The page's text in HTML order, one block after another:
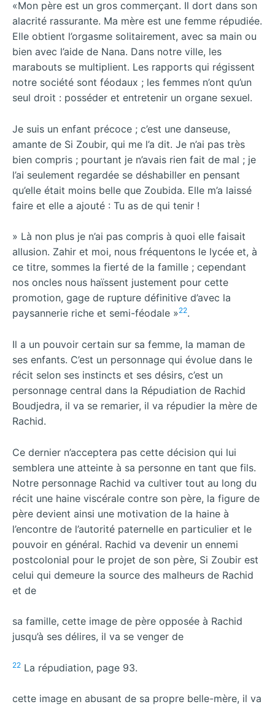
«Mon père est un gros commerçant. Il dort dans son
alacrité rassurante. Ma mère est une femme répudiée.
Elle obtient l’orgasme solitairement, avec sa main ou
bien avec l’aide de Nana. Dans notre ville, les
marabouts se multiplient. Les rapports qui régissent
notre société sont féodaux ; les femmes n’ont qu’un
seul droit : posséder et entretenir un organe sexuel.
Je suis un enfant précoce ; c’est une danseuse,
amante de Si Zoubir, qui me l’a dit. Je n’ai pas très
bien compris ; pourtant je n’avais rien fait de mal ; je
l’ai seulement regardée se déshabiller en pensant
qu’elle était moins belle que Zoubida. Elle m’a laissé
faire et elle a ajouté : Tu as de qui tenir !
» Là non plus je n’ai pas compris à quoi elle faisait
allusion. Zahir et moi, nous fréquentons le lycée et, à
ce titre, sommes la fierté de la famille ; cependant
nos oncles nous haïssent justement pour cette
promotion, gage de rupture définitive d’avec la
paysannerie riche et semi-féodale »22.
Il a un pouvoir certain sur sa femme, la maman de
ses enfants. C’est un personnage qui évolue dans le
récit selon ses instincts et ses désirs, c’est un
personnage central dans la Répudiation de Rachid
Boudjedra, il va se remarier, il va répudier la mère de
Rachid.
Ce dernier n’acceptera pas cette décision qui lui
semblera une atteinte à sa personne en tant que fils.
Notre personnage Rachid va cultiver tout au long du
récit une haine viscérale contre son père, la figure de
père devient ainsi une motivation de la haine à
l’encontre de l’autorité paternelle en particulier et le
pouvoir en général. Rachid va devenir un ennemi
postcolonial pour le projet de son père, Si Zoubir est
celui qui demeure la source des malheurs de Rachid
et de
sa famille, cette image de père opposée à Rachid
jusqu’à ses délires, il va se venger de
22 La répudiation, page 93.
cette image en abusant de sa propre belle-mère, il va